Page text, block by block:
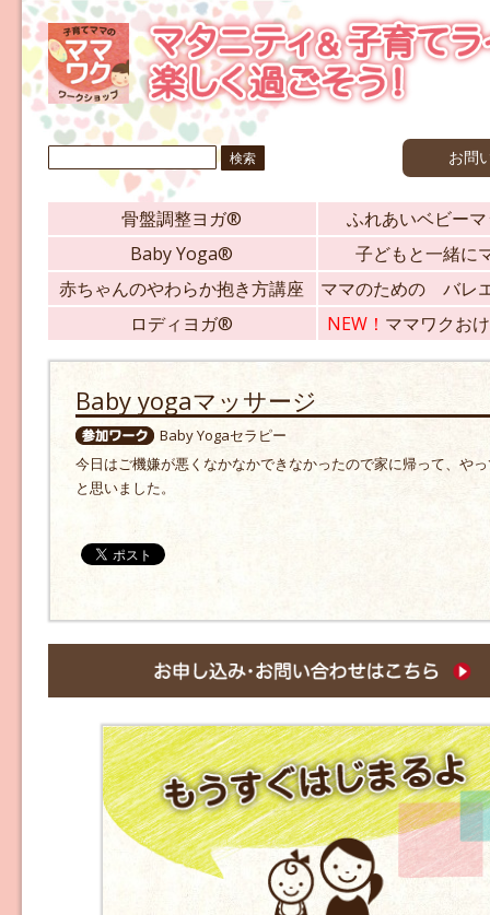
検
索: お問
骨盤調整ヨガ®
ふれあいベビー
Baby Yoga®
子どもと一緒に
赤ちゃんのやわらか抱き方講座
ママのための バレ
ロディヨガ®
NEW！ ママワクお
Baby yogaマッサージ
Baby Yogaセラピー
今日はご機嫌が悪くなかなかできなかったので家に帰って、や
と思いました。